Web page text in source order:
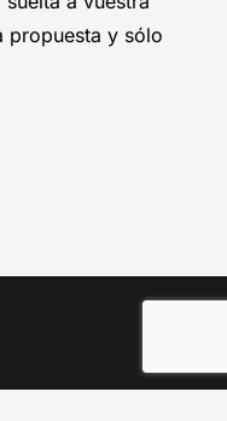
propuesta y sólo